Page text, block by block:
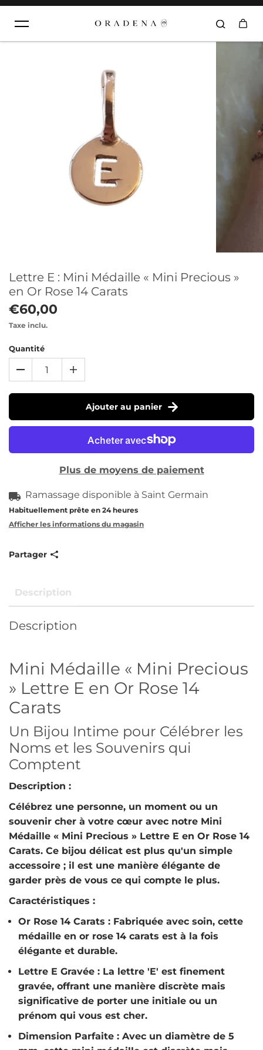
Lettre E : Mini Médaille « Mini Precious »
en Or Rose 14 Carats
€60,00
Taxe inclu.
Quantité
Ajouter au panier
Plus de moyens de paiement
Ramassage disponible à Saint Germain
Habituellement prête en 24 heures
Afficher les informations du magasin
Partager
Description
Description
Mini Médaille « Mini Precious
» Lettre E en Or Rose 14
Carats
Un Bijou Intime pour Célébrer les
Noms et les Souvenirs qui
Comptent
Description :
Célébrez une personne, un moment ou un
souvenir cher à votre cœur avec notre Mini
Médaille « Mini Precious » Lettre E en Or Rose 14
Carats. Ce bijou délicat est plus qu'un simple
accessoire ; il est une manière élégante de
garder près de vous ce qui compte le plus.
Caractéristiques :
Or Rose 14 Carats : Fabriquée avec soin, cette
médaille en or rose 14 carats est à la fois
élégante et durable.
Lettre E Gravée : La lettre 'E' est finement
gravée, offrant une manière discrète mais
significative de porter une initiale ou un
prénom qui vous est cher.
Dimension Parfaite : Avec un diamètre de 5